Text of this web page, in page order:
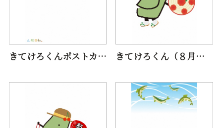
きてけろくんポストカード（８月花火） きてけろくん（８月花笠まつり）